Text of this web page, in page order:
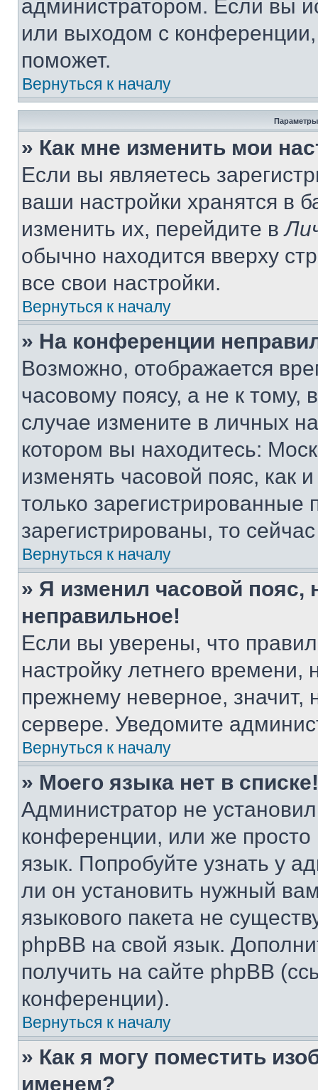
администратором. Если вы
или выходом с
поможет.
Вернуться к началу
Параметры
» Как мне изменить мои
Если вы являетесь
ваши настройки хранятся в
изменить их, перейдите в
обычно находится вверху
все свои настройки.
Вернуться к началу
» На конференции
Возможно, отображается
часовому поясу, а не к тому,
случае измените в личных
котором вы находитесь:
изменять часовой пояс, как
только
зарегистрированы, то
Вернуться к началу
» Я изменил часовой пояс,
неправильное!
Если вы уверены, что
настройку летнего
прежнему неверное, значит,
сервере. Уведомите
Вернуться к началу
» Моего языка нет в списке!
Администратор не
конференции, или же
язык. Попробуйте узнать у
ли он установить нужный
языкового пакета не
phpBB на свой язык.
получить на сайте phpBB
конференции).
Вернуться к началу
» Как я могу поместить
именем?